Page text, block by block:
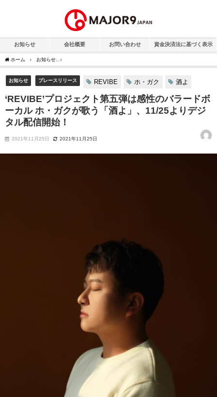
お知らせ 会社概要 お問い合わせ 資金決済法に基づく表示
ホーム お知らせ
お知らせ プレースリリース REVIBE ホ・ガク 酒よ
‘REVIBE’プロジェクト第五弾は感性のバラードボ
ーカル ホ・ガクが歌う「酒よ」、11/25よりデジ
タル配信開始！
2021年11月25日 2021年11月25日